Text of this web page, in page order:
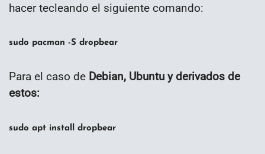
hacer tecleando el siguiente comando:
sudo pacman -S dropbear
Para el caso de Debian, Ubuntu y derivados de
estos:
sudo apt install dropbear